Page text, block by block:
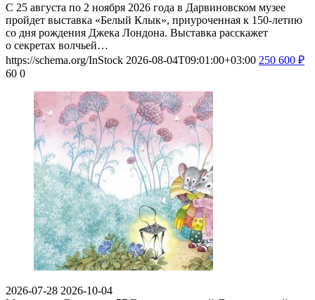
С 25 августа по 2 ноября 2026 года в Дарвиновском музее
пройдет выставка «Белый Клык», приуроченная к 150-летию
со дня рождения Джека Лондона. Выставка расскажет
о секретах волчьей…
https://schema.org/InStock 2026-08-04T09:01:00+03:00 250 600 ₽
60 0
2026-07-28 2026-10-04